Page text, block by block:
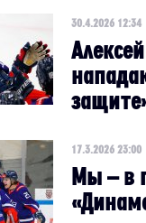
30.4.2026 12:34
17.3.2026 23:00
Мы – в